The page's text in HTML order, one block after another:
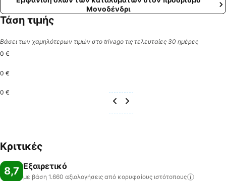
Μονοδένδρι
Τάση τιμής
Βάσει των χαμηλότερων τιμών στο trivago τις τελευταίες 30 ημέρες
0 €
0 €
0 €
Κριτικές
8,7 Εξαιρετικό
με βάση 1.660 αξιολογήσεις από κορυφαίους ιστότοπους